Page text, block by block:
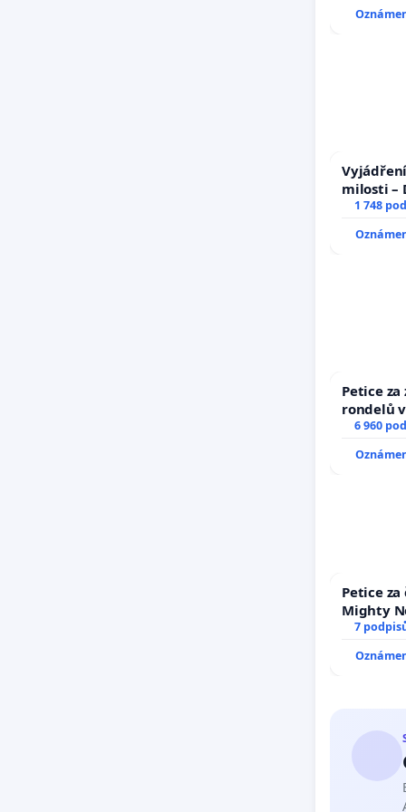
milosti –
1 748
Petice
rondelů
6 960
Petice
Mighty
7